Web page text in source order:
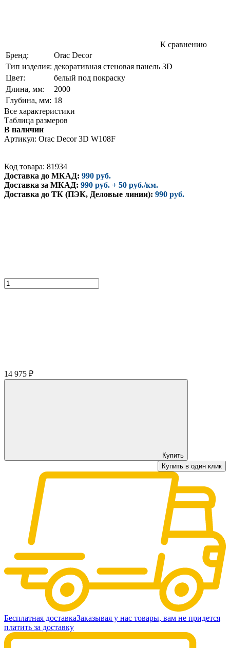
К сравнению
Бренд:
Orac Decor
Тип изделия: декоративная стеновая панель 3D
Цвет:
белый под покраску
Длина, мм:
2000
Глубина, мм: 18
Все характеристики
Таблица размеров
В наличии
Артикул: Orac Decor 3D W108F
Код товара: 81934
Доставка до МКАД: 990 руб.
Доставка за МКАД: 990 руб. + 50 руб./км.
Доставка до ТК (ПЭК, Деловые линии): 990 руб.
14 975 ₽
Купить
Купить в один клик
Бесплатная доставкаЗаказывая у нас товары, вам не придется
платить за доставку